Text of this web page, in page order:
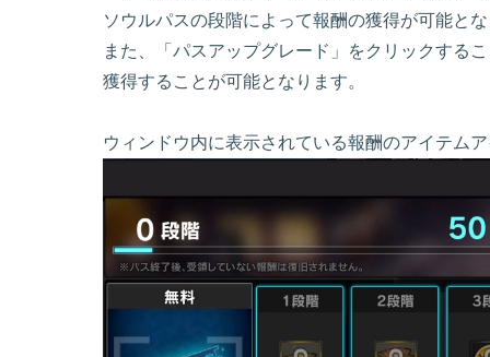
ソウルパスの段階によって報酬の獲得が可能と
また、「パスアップグレード」をクリックする
獲得することが可能となります。
ウィンドウ内に表示されている報酬のアイテム